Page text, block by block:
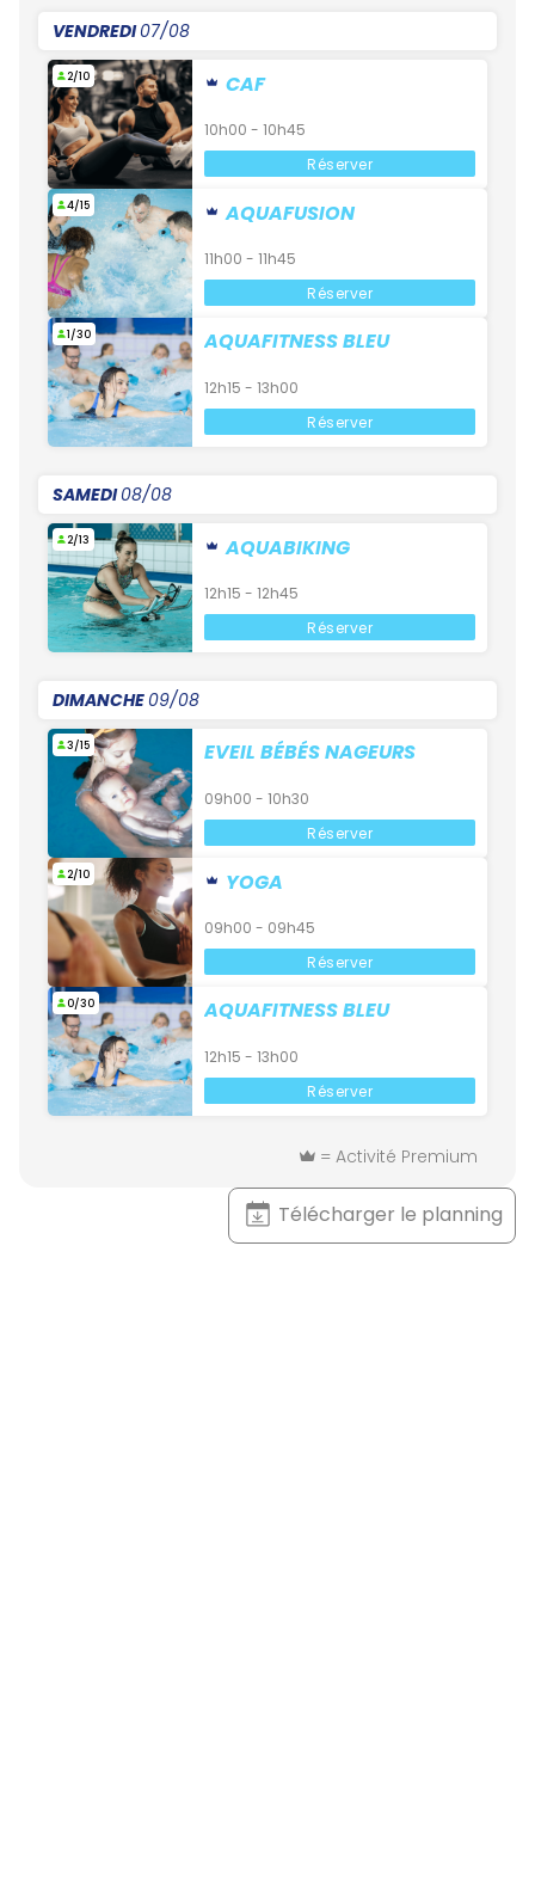
VENDREDI07/08
2/10 CAF
10h00 - 10h45
Réserver
4/15 AQUAFUSION
11h00 - 11h45
Réserver
1/30 AQUAFITNESS BLEU
12h15 - 13h00
Réserver
SAMEDI08/08
2/13 AQUABIKING
12h15 - 12h45
Réserver
DIMANCHE 09/08
3/15 EVEIL BÉBÉS NAGEURS
09h00 - 10h30
Réserver
2/10 YOGA
09h00 - 09h45
Réserver
0/30 AQUAFITNESS BLEU
12h15 - 13h00
Réserver
= Activité Premium
Télécharger le planning